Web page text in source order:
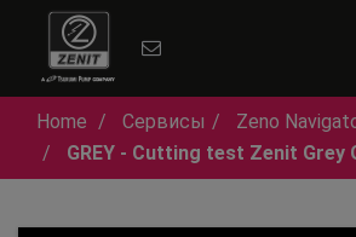
Home Сервисы
Zeno
GREY - Cutting test Zenit Grey